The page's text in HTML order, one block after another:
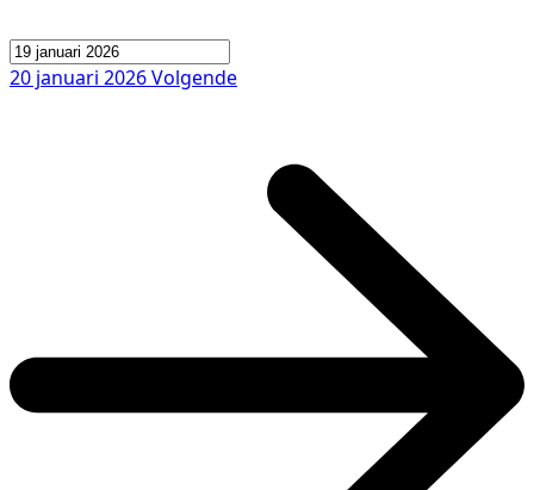
20 januari 2026Volgende